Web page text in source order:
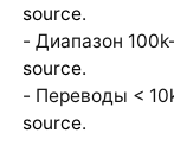
source.
- Диапазон
source.
- Переводы <
source.